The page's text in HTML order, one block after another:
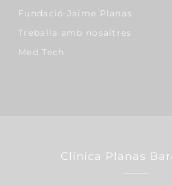
Fundació Jaime Planas
Treballa amb nosaltres
Med Tech
Clínica Planas